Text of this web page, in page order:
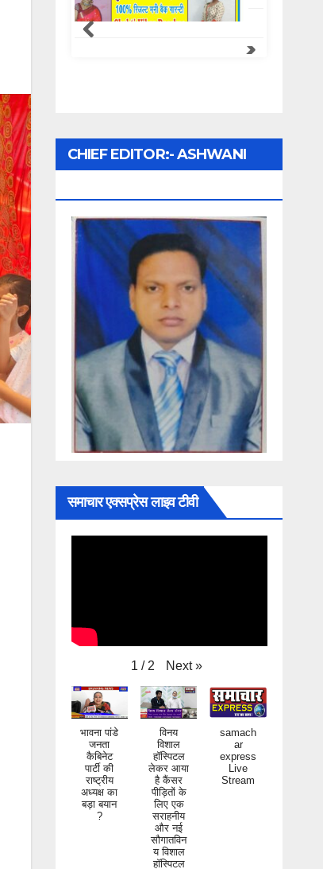
Samachar Express
CHIEF EDITOR:- ASHWANI
UPADHYAY
समाचार एक्सप्रेस लाइव टीवी
भावना पांडे
जनता
कैबिनेट
पार्टी की
राष्ट्रीय
अध्यक्ष का
बड़ा बयान
?
विनय
विशाल
हॉस्पिटल
लेकर आया
है कैंसर
पीड़ितों के
लिए एक
सराहनीय
और नई
सौगातविन
य विशाल
हॉस्पिटल
के
samach
ar
express
Live
Stream